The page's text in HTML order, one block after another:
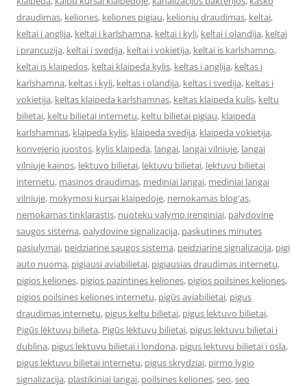
draudimas, keliones, keliones pigiau, kelioniu draudimas, keltai,
keltai i anglija, keltai i karlshamna, keltai i kyli, keltai i olandija, keltai
i prancuzija, keltai i svedija, keltai i vokietija, keltai is karlshamno,
keltai is klaipedos, keltai klaipeda kylis, keltas i anglija, keltas i
karlshamna, keltas i kyli, keltas i olandija, keltas i svedija, keltas i
vokietija, keltas klaipeda karlshamnas, keltas klaipeda kulis, keltu
bilietai, keltu bilietai internetu, keltu bilietai pigiau, klaipeda
karlshamnas, klaipeda kylis, klaipeda svedija, klaipeda vokietija,
konvejerio juostos, kylis klaipeda, langai, langai vilniuje, langai
vilniuje kainos, lektuvo bilietai, lektuvu bilietai, lektuvu bilietai
internetu, masinos draudimas, mediniai langai, mediniai langai
vilniuje, mokymosi kursai klaipedoje, nemokamas blog'as,
nemokamas tinklarastis, nuoteku valymo irenginiai, palydovine
saugos sistema, palydovine signalizacija, paskutines minutes
pasiulymai, peidziarine saugos sistema, peidziarine signalizacija, pigi
auto nuoma, pigiausi aviabilietai, pigiausias draudimas internetu,
pigios keliones, pigios pazintines keliones, pigios poilsines keliones,
pigios poilsines keliones internetu, pigūs aviabilietai, pigus
draudimas internetu, pigus keltu bilietai, pigus lektuvo bilietai,
Pigūs lėktuvų bilieta, Pigūs lėktuvų bilietai, pigus lektuvu bilietai i
dublina, pigus lektuvu bilietai i londona, pigus lektuvu bilietai i osla,
pigus lektuvu bilietai internetu, pigus skrydziai, pirmo lygio
signalizacija, plastikiniai langai, poilsines keliones,seo,seo